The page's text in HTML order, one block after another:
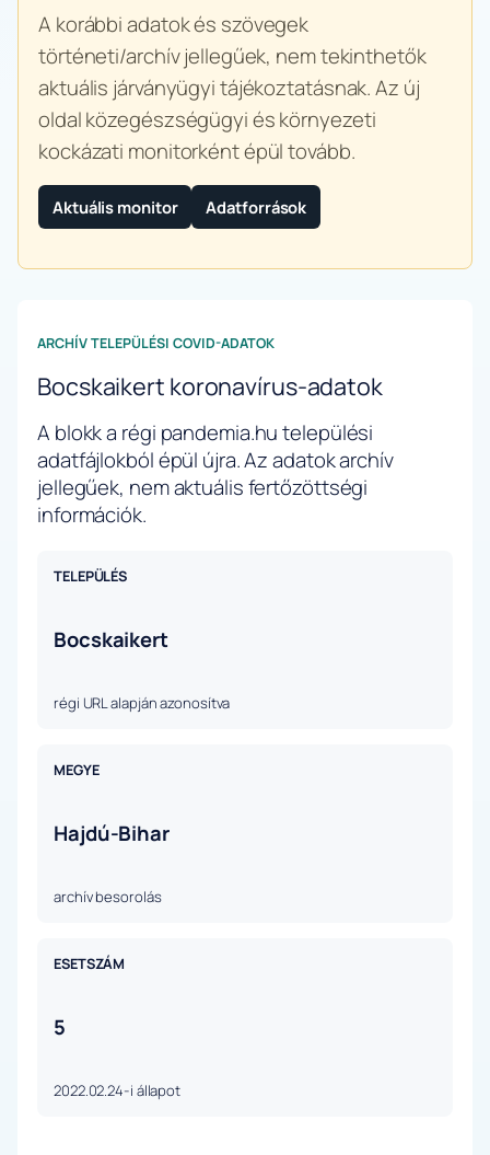
A korábbi adatok és szövegek
történeti/archív jellegűek, nem tekinthetők
aktuális járványügyi tájékoztatásnak. Az új
oldal közegészségügyi és környezeti
kockázati monitorként épül tovább.
Aktuális monitor Adatforrások
ARCHÍV TELEPÜLÉSI COVID-ADATOK
Bocskaikert koronavírus-adatok
A blokk a régi pandemia.hu települési
adatfájlokból épül újra. Az adatok archív
jellegűek, nem aktuális fertőzöttségi
információk.
TELEPÜLÉS
Bocskaikert
régi URL alapján azonosítva
MEGYE
Hajdú-Bihar
archív besorolás
ESETSZÁM
5
2022.02.24-i állapot